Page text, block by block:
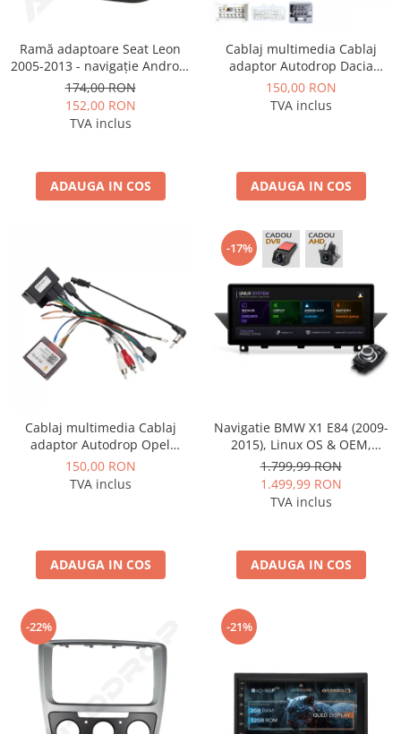
Rame adaptoare Mazda
Rame adaptoare Kia
Rame adaptoare Nissan
Rame adaptoare Hyundai
Rame adaptoare Chevrolet
Rame adaptoare Mitsubishi
Rame adaptoare Dodge
Rame adaptoare Chrysler
Rame adaptoare Subaru
Rame adaptoare Smart
Rame adaptoare Land Rover
Rame adaptoare Ssangyong
Ramă adaptoare Seat Leon
2005-2013 - navigație Android
9″, montaj dedicat
174,00 RON
152,00 RON
TVA inclus
ADAUGA IN COS
Cablaj multimedia Cablaj
adaptor Autodrop Dacia
Logan / Sandero pentru
Navigatii multimedia Android
150,00 RON
TVA inclus
ADAUGA IN COS
Cablaj multimedia Cablaj
adaptor Autodrop Opel
pentru Navigatii multimedia
Android
150,00 RON
TVA inclus
ADAUGA IN COS
-17%
Navigatie BMW X1 E84 (2009-
2015), Linux OS & OEM,
Varianta iDrive, CarPlay &
Android Auto Wireless,
MirrorLink, Camera AHD, 12.3
1.799,99 RON
1.499,99 RON
TVA inclus
ADAUGA IN COS
-22% -21%